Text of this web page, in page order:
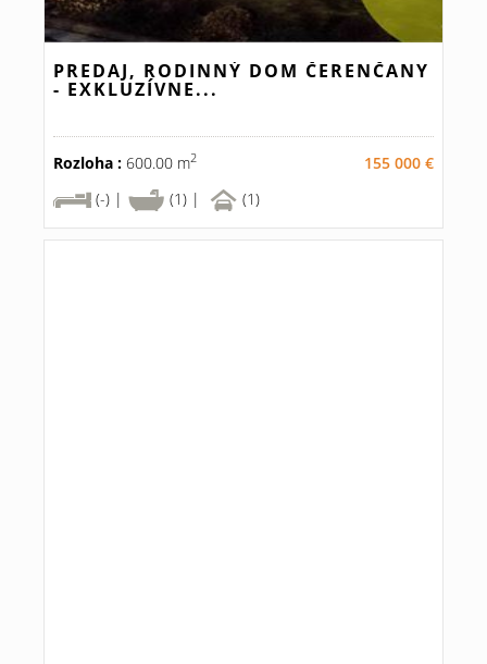
PREDAJ, RODINNÝ DOM ČERENČANY
- EXKLUZÍVNE...
Rozloha : 600.00 m2
155 000 €
(-) |
(1) | (1)